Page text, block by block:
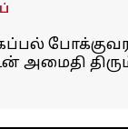
அமைதி